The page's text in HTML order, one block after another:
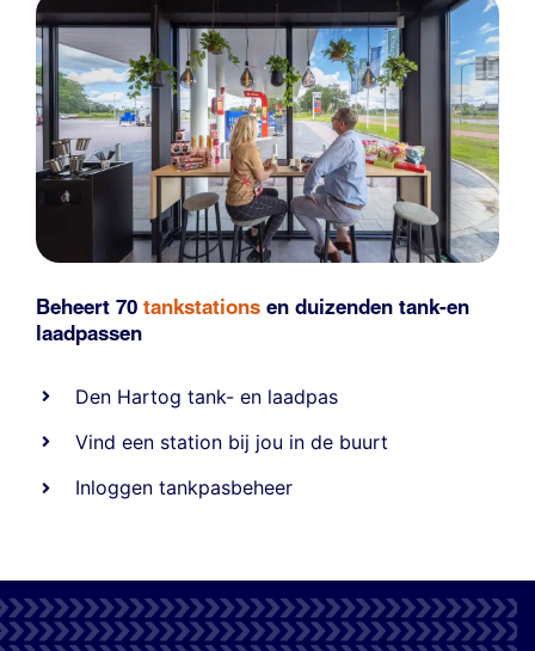
Beheert 70 tankstations en duizenden tank-en
laadpassen
Den Hartog tank- en laadpas
Vind een station bij jou in de buurt
Inloggen tankpasbeheer